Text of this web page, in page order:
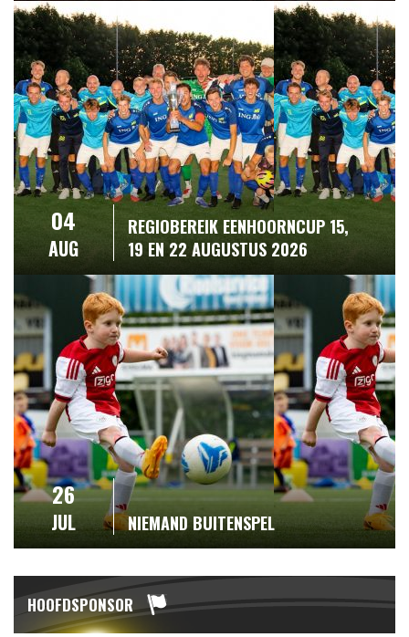
04
AUG
REGIOBEREIK EENHOORNCUP 15,
19 EN 22 AUGUSTUS 2026
26
JUL NIEMAND BUITENSPEL
HOOFDSPONSOR